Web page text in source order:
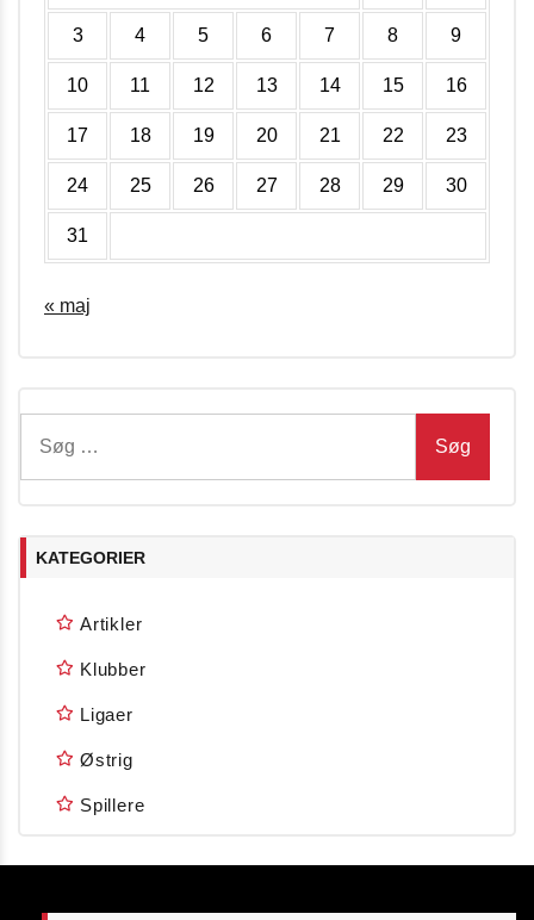
3 4 5 6 7 8 9
10 11 12 13 14 15 16
17 18 19 20 21 22 23
24 25 26 27 28 29 30
31
« maj
efter:
KATEGORIER
Artikler
Klubber
Ligaer
Østrig
Spillere